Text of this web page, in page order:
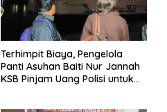
Terhimpit Biaya, Pengelola
Panti Asuhan Baiti Nur Jannah
KSB Pinjam Uang Polisi untuk